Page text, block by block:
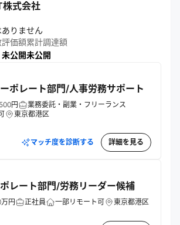
式会社
りません
評価額
未公開
累計調達額
未公開
ポレート部門/人事労務サポート
円
業務委託・副業・フリーランス
東京都港区
マッチ度を診断する 詳細を見る
レート部門/労務リーダー候補
円 正社員 一部リモート可 東京都港区